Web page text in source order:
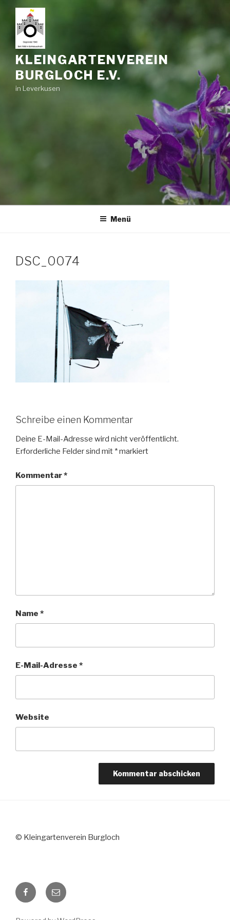
springen
KLEINGARTENVEREIN
BURGLOCH E.V.
in Leverkusen
Menü
DSC_0074
Schreibe einen Kommentar
Deine E-Mail-Adresse wird nicht veröffentlicht.
Erforderliche Felder sind mit *markiert
Kommentar*
Name *
E-Mail-Adresse *
Website
© Kleingartenverein Burgloch
Facebook
E-
Mail